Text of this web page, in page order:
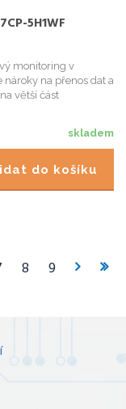
5H1WF
monitoring v
nároky na přenos dat a
větší část
skladem
do košíku
8 9